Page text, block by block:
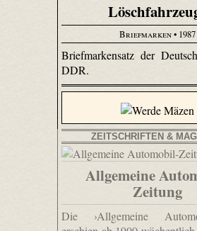
Briefmarken• 1987
Briefmarkensatz der
DDR.
ZEITSCHRIFTEN &
Allgemeine
Zeitung
Die ›Allgemeine